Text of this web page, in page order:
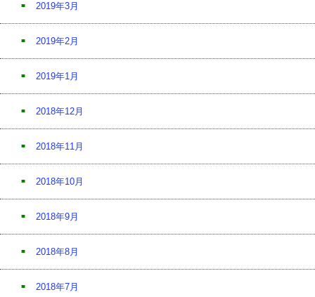
2019年3月
2019年2月
2019年1月
2018年12月
2018年11月
2018年10月
2018年9月
2018年8月
2018年7月